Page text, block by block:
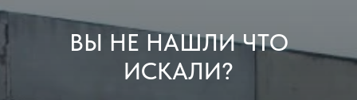
ВЫ НЕ НАШЛИ ЧТО
ИСКАЛИ?